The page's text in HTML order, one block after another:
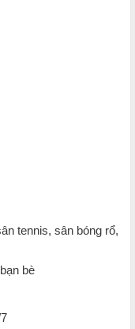
tennis, sân bóng rổ,
bè